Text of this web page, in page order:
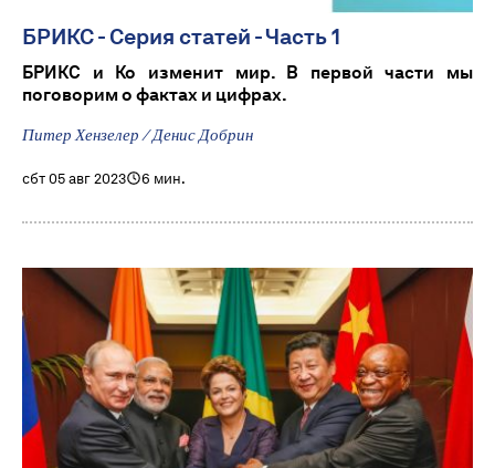
БРИКС - Серия статей - Часть 1
БРИКС и Ко изменит мир. В первой части мы
поговорим о фактах и ​​цифрах.
Питер Хензелер / Денис Добрин
сбт 05 авг 2023 6 мин.